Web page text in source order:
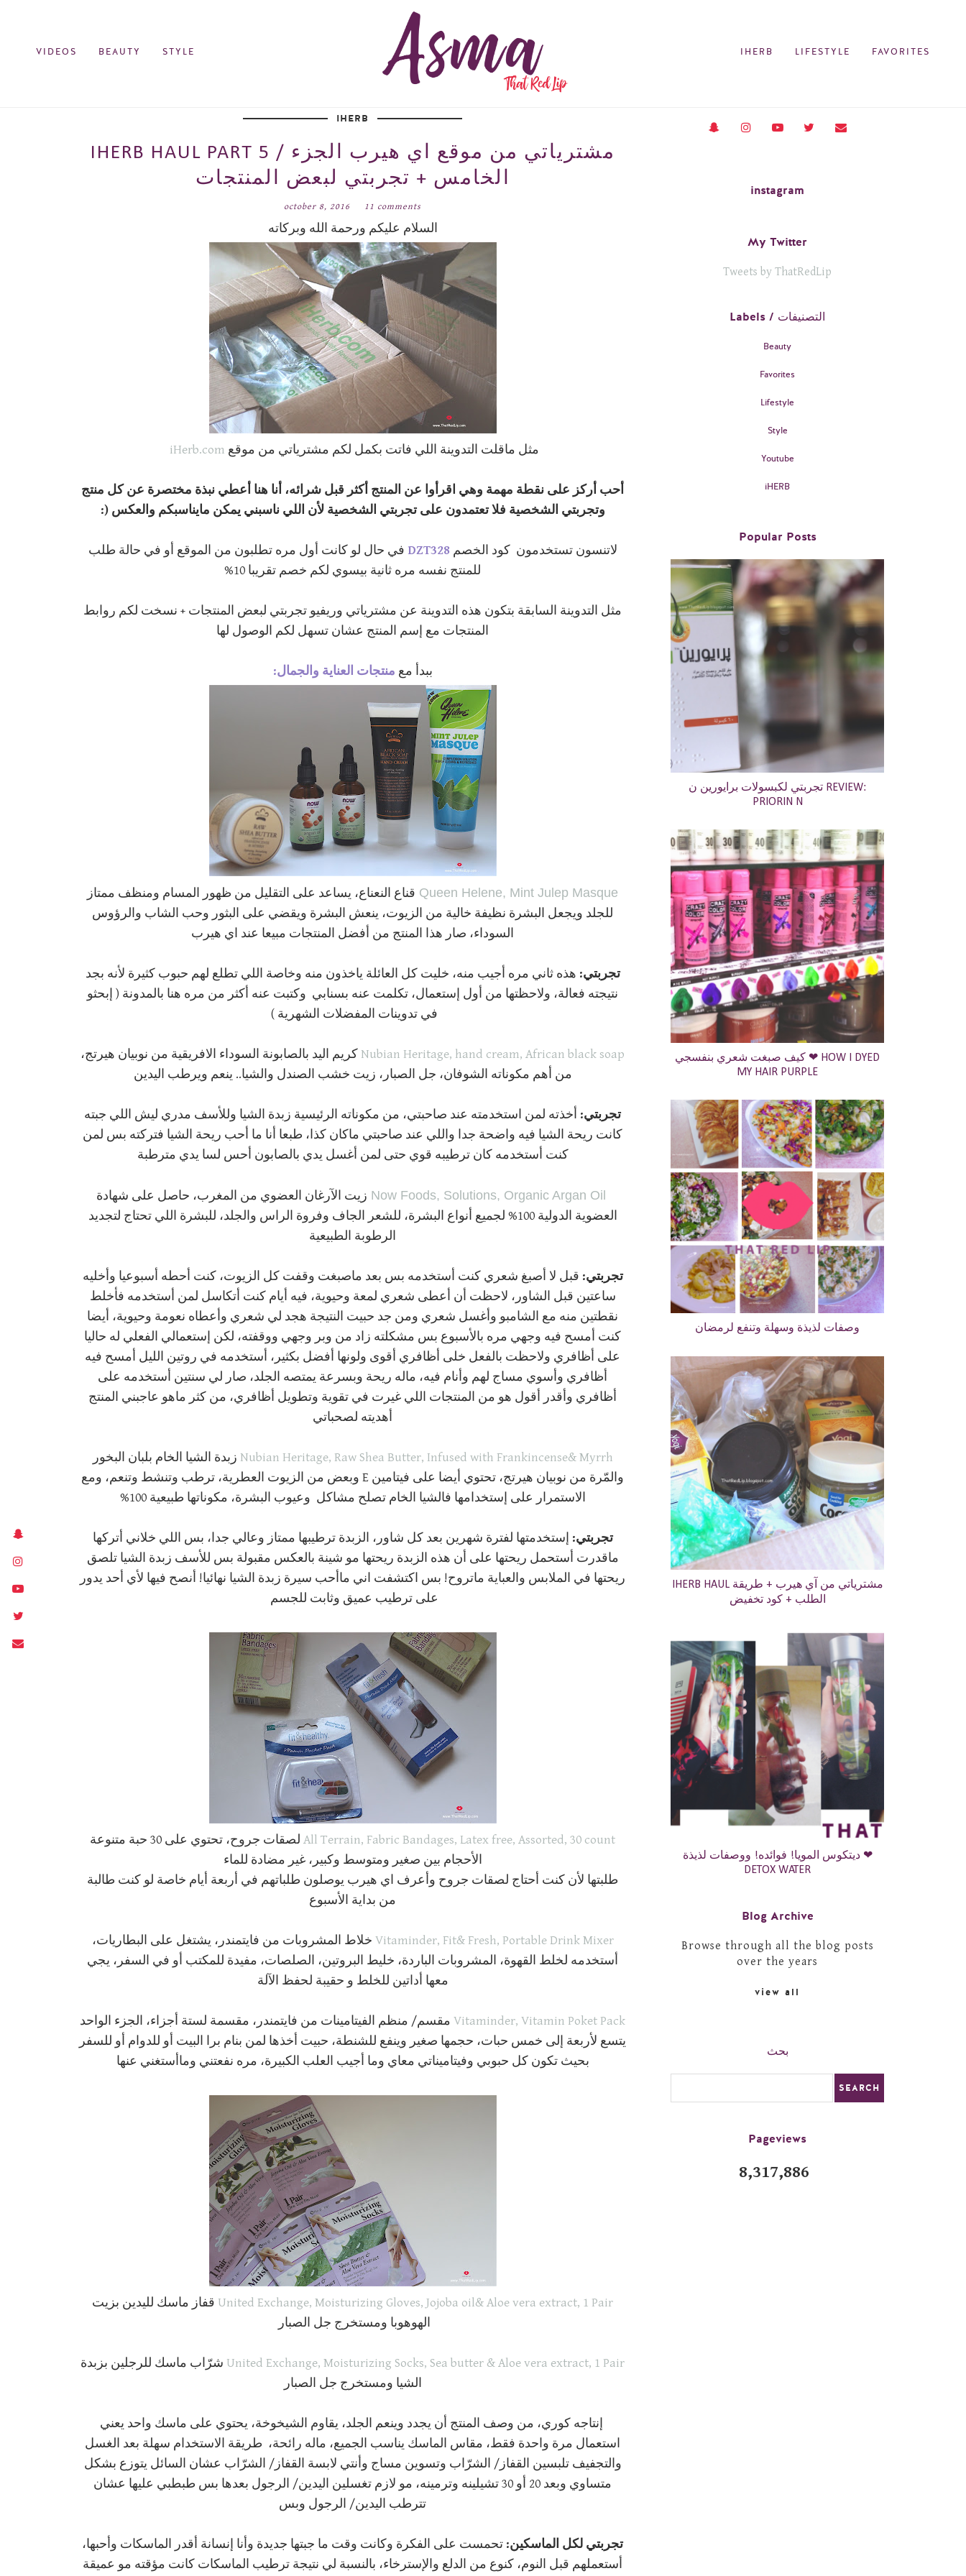
VIDEOS BEAUTY STYLE IHERB LIFESTYLE FAVORITES
IHERB
IHERB HAUL PART 5 / مشترياتي من موقع اي هيرب الجزء
الخامس + تجربتي لبعض المنتجات
october 8, 2016 11 comments
السلام عليكم ورحمة الله وبركاته
مثل ماقلت التدوينة اللي فاتت بكمل لكم مشترياتي من موقع
أحب أركز على نقطة مهمة وهي اقرأوا عن المنتج أكثر قبل شرائه، أنا هنا أعطي نبذة مختصرة عن كل منتج
وتجربتي الشخصية فلا تعتمدون على تجربتي الشخصية لأن اللي ناسبني يمكن مايناسبكم والعكس (:
لاتنسون تستخدمون كود الخصم
في حال لو كانت أول مره تطلبون من الموقع أو في حالة طلب
للمنتج نفسه مره ثانية بيسوي لكم خصم تقريبا 10%
مثل التدوينة السابقة بتكون هذه التدوينة عن مشترياتي وريفيو تجربتي لبعض المنتجات + نسخت لكم روابط
المنتجات مع إسم المنتج عشان تسهل لكم الوصول لها
ببدأ مع منتجات العناية والجمال:
Queen Helene, Mint Julep Masque قناع النعناع، يساعد على التقليل من ظهور المسام ومنظف ممتاز
للجلد ويجعل البشرة نظيفة خالية من الزيوت، ينعش البشرة ويقضي على البثور وحب الشاب والرؤوس
السوداء، صار هذا المنتج من أفضل المنتجات مبيعا عند اي هيرب
تجربتي: هذه ثاني مره أجيب منه، خليت كل العائلة ياخذون منه وخاصة اللي تطلع لهم حبوب كثيرة لأنه بجد
نتيجته فعالة، ولاحظتها من أول إستعمال، تكلمت عنه بسنابي وكتبت عنه أكثر من مره هنا بالمدونة ( إبحثو
في تدوينات المفضلات الشهرية )
Nubian Heritage, hand cream, African black soap كريم اليد بالصابونة السوداء الافريقية من نوبيان هيرتج،
من أهم مكوناته الشوفان، جل الصبار، زيت خشب الصندل والشيا.. ينعم ويرطب اليدين
تجربتي: أخذته لمن استخدمته عند صاحبتي، من مكوناته الرئيسية زبدة الشيا وللأسف مدري ليش اللي جبته
كانت ريحة الشيا فيه واضحة جدا واللي عند صاحبتي ماكان كذا، طبعا أنا ما أحب ريحة الشيا فتركته بس لمن
كنت أستخدمه كان ترطيبه قوي حتى لمن أغسل يدي بالصابون أحس لسا يدي مترطبة
Now Foods, Solutions, Organic Argan Oil زيت الآرغان العضوي من المغرب، حاصل على شهادة
العضوية الدولية 100% لجميع أنواع البشرة، للشعر الجاف وفروة الراس والجلد، للبشرة اللي تحتاج لتجديد
الرطوبة الطبيعية
تجربتي: قبل لا أصبغ شعري كنت أستخدمه بس بعد ماصبغت وقفت كل الزيوت، كنت أحطه أسبوعيا وأخليه
ساعتين قبل الشاور، لاحظت أن أعطى شعري لمعة وحيوية، فيه أيام كنت أتكاسل لمن أستخدمه فأخلط
نقطتين منه مع الشامبو وأغسل شعري ومن جد حبيت النتيجة هجد لي شعري وأعطاه نعومة وحيوية، أيضا
كنت أمسح فيه وجهي مره بالأسبوع بس مشكلته زاد من وبر وجهي ووقفته، لكن إستعمالي الفعلي له حاليا
على أظافري ولاحظت بالفعل خلى أظافري أقوى ولونها أفضل بكثير، أستخدمه في روتين الليل أمسح فيه
أظافري وأسوي مساج لهم وأنام فيه، ماله ريحة وبسرعة يمتصه الجلد، صار لي سنتين أستخدمه على
أظافري وأقدر أقول هو من المنتجات اللي غيرت في تقوية وتطويل أظافري، من كثر ماهو عاجبني المنتج
أهديته لصحباتي
Nubian Heritage, Raw Shea Butter, Infused with Frankincense& Myrrh زبدة الشيا الخام بلبان البخور
والمّرة من نوبيان هيرتج، تحتوي أيضا على فيتامين E وبعض من الزيوت العطرية، ترطب وتنشط وتنعم، ومع
الاستمرار على إستخدامها فالشيا الخام تصلح مشاكل وعيوب البشرة، مكوناتها طبيعية 100%
تجربتي: إستخدمتها لفترة شهرين بعد كل شاور، الزبدة ترطيبها ممتاز وعالي جدا، بس اللي خلاني أتركها
ماقدرت أستحمل ريحتها على أن هذه الزبدة ريحتها مو شينة بالعكس مقبولة بس للأسف زبدة الشيا تلصق
ريحتها في الملابس والعباية ماتروح! بس اكتشفت اني ماأحب سيرة زبدة الشيا نهائيا! أنصح فيها لأي أحد يدور
على ترطيب عميق وثابت للجسم
All Terrain, Fabric Bandages, Latex free, Assorted, 30 count
لصقات جروح، تحتوي على 30 حبة متنوعة
الأحجام بين صغير ومتوسط وكبير، غير مضادة للماء
طلبتها لأن كنت أحتاج لصقات جروح وأعرف اي هيرب يوصلون طلباتهم في أربعة أيام خاصة لو كنت طالبة
من بداية الأسبوع
Vitaminder, Fit& Fresh, Portable Drink Mixer خلاط المشروبات من فايتمندر، يشتغل على البطاريات،
أستخدمه لخلط القهوة، المشروبات الباردة، خليط البروتين، الصلصات، مفيدة للمكتب أو في السفر، يجي
معها أداتين للخلط و حقيبة لحفظ الآلة
Vitaminder, Vitamin Poket Pack مقسم/ منظم الفيتامينات من فايتمندر، مقسمة لستة أجزاء، الجزء الواحد
يتسع لأربعة إلى خمس حبات، حجمها صغير وينفع للشنطة، حبيت أخذها لمن بنام برا البيت أو للدوام أو للسفر
بحيث تكون كل حبوبي وفيتاميناتي معاي وما أجيب العلب الكبيرة، مره نفعتني وماأستغني عنها
United Exchange, Moisturizing Gloves, Jojoba oil& Aloe vera extract, 1 Pair قفاز ماسك لليدين بزيت
الهوهوبا ومستخرج جل الصبار
United Exchange, Moisturizing Socks, Sea butter & Aloe vera extract, 1 Pair شرّاب ماسك للرجلين بزبدة
الشيا ومستخرج جل الصبار
إنتاجه كوري، من وصف المنتج أن يجدد وينعم الجلد، يقاوم الشيخوخة، يحتوي على ماسك واحد يعني
استعمال مرة واحدة فقط، مقاس الماسك يناسب الجميع، ماله رائحة، طريقة الاستخدام سهلة بعد الغسل
والتجفيف تلبسين القفاز/ الشرّاب وتسوين مساج وأنتي لابسة القفاز/ الشرّاب عشان السائل يتوزع بشكل
متساوي وبعد 20 أو 30 تشيلينه وترمينه، مو لازم تغسلين اليدين/ الرجول بعدها بس طبطبي عليها عشان
تترطب اليدين/ الرجول وبس
تجربتي لكل الماسكين: تحمست على الفكرة وكانت وقت ما جبتها جديدة وأنا إنسانة أقدر الماسكات وأحبها،
أستعملهم قبل النوم، كنوع من الدلع والإسترخاء، بالنسبة لي نتيجة ترطيب الماسكات كانت مؤقته مو عميقة
instagram
My Twitter
Tweets by ThatRedLip
Labels / التصنيفات
Beauty
Favorites
Lifestyle
Style
Youtube
iHERB
Popular Posts
تجربتي لكبسولات برايورين ن REVIEW:
PRIORIN N
كيف صبغت شعري بنفسجي ❤ HOW I DYED
MY HAIR PURPLE
وصفات لذيذة وسهلة وتنفع لرمضان
IHERB HAUL مشترياتي من آي هيرب + طريقة
الطلب + كود تخفيض
ديتكوس المويا! فوائده! ووصفات لذيذة ❤
DETOX WATER
Blog Archive
Browse through all the blog posts
over the years
view all
بحث
Pageviews
8,317,886